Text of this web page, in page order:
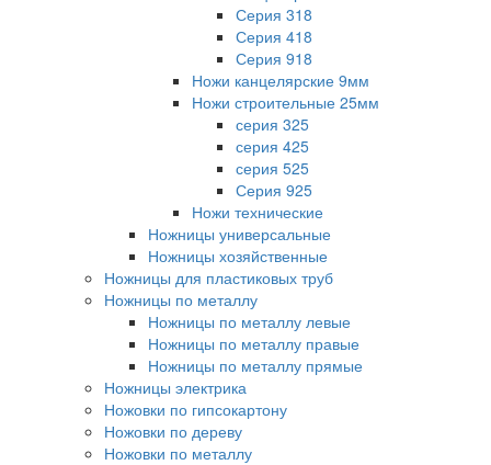
Серия 318
Серия 418
Серия 918
Ножи канцелярские 9мм
Ножи строительные 25мм
серия 325
серия 425
серия 525
Серия 925
Ножи технические
Ножницы универсальные
Ножницы хозяйственные
Ножницы для пластиковых труб
Ножницы по металлу
Ножницы по металлу левые
Ножницы по металлу правые
Ножницы по металлу прямые
Ножницы электрика
Ножовки по гипсокартону
Ножовки по дереву
Ножовки по металлу